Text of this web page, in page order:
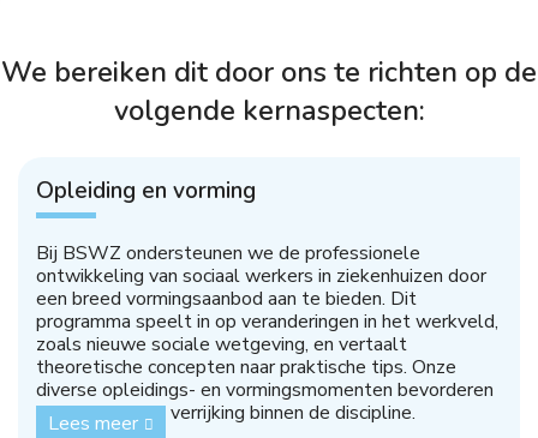
We bereiken dit door ons te richten op de
volgende kernaspecten:
Opleiding en vorming
Bij BSWZ ondersteunen we de professionele
ontwikkeling van sociaal werkers in ziekenhuizen door
een breed vormingsaanbod aan te bieden. Dit
programma speelt in op veranderingen in het werkveld,
zoals nieuwe sociale wetgeving, en vertaalt
theoretische concepten naar praktische tips. Onze
diverse opleidings- en vormingsmomenten bevorderen
kennisdeling en verrijking binnen de discipline.
Lees meer